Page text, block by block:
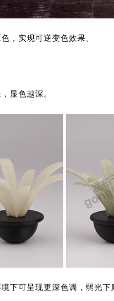
，实现可逆变色效果。
显色越深。
下可呈现更深色调，弱光下